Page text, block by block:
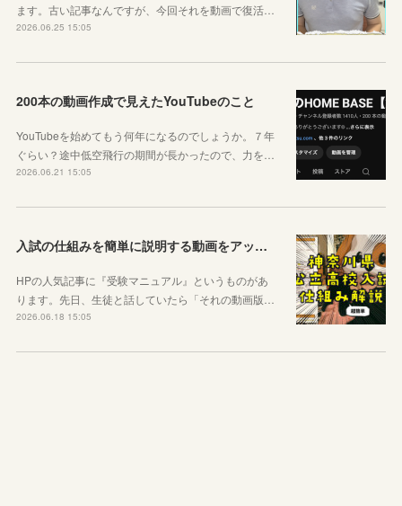
ます。古い記事なんですが、今回それを動画で復活…
2026.06.25 15:05
200本の動画作成で見えたYouTubeのこと
YouTubeを始めてもう何年になるのでしょうか。７年
ぐらい？途中低空飛行の期間が長かったので、力を…
2026.06.21 15:05
入試の仕組みを簡単に説明する動画をアップしました
HPの人気記事に『受験マニュアル』というものがあ
ります。先日、生徒と話していたら「それの動画版…
2026.06.18 15:05